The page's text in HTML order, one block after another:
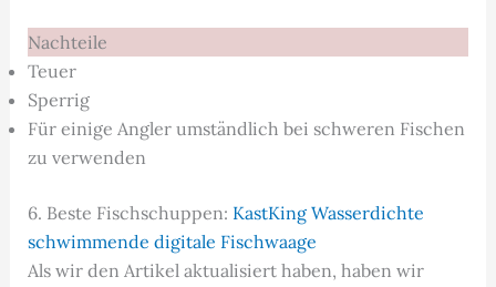
Nachteile
Teuer
Sperrig
Für einige Angler umständlich bei schweren Fischen
zu verwenden
6. Beste Fischschuppen: KastKing Wasserdichte
schwimmende digitale Fischwaage
Als wir den Artikel aktualisiert haben, haben wir